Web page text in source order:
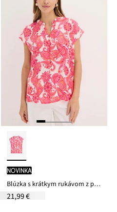
novinka
Blúzka s krátkym rukávom z padavého saténu
21,99 €